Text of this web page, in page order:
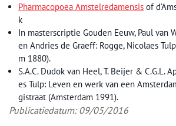
Pharmacopoea Amstelredamensis of
k
In masterscriptie Gouden Eeuw, Paul van
en Andries de Graeff: Rogge, Nicolaes
m 1880).
S.A.C. Dudok van Heel, T. Beijer & C.G.L.
es Tulp: Leven en werk van een
gistraat (Amsterdam 1991).
Publicatiedatum: 09/05/2016